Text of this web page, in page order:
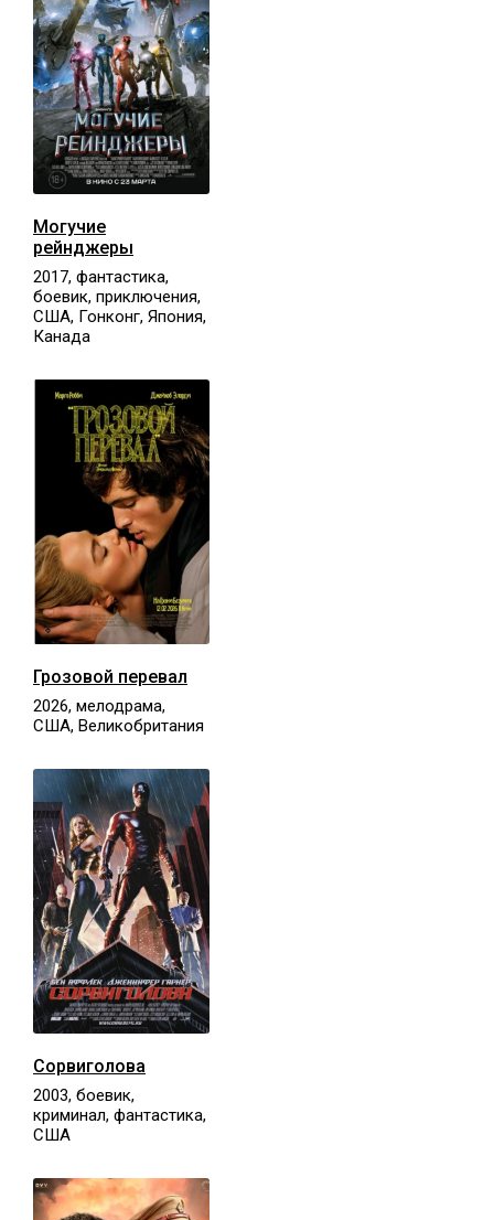
Могучие
рейнджеры
2017, фантастика,
боевик, приключения,
США, Гонконг, Япония,
Канада
Грозовой перевал
2026, мелодрама,
США, Великобритания
Сорвиголова
2003, боевик,
криминал, фантастика,
США